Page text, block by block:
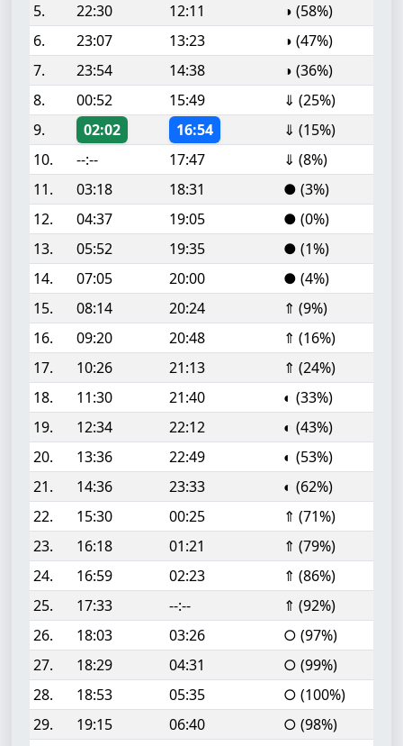
5.
22:30 12:11
◑ (58%)
6.
23:07 13:23
◑ (47%)
7.
23:54 14:38
◑ (36%)
8.
00:52 15:49
⇓ (25%)
9.
02:02 16:54
⇓ (15%)
10.
--:-- 17:47
⇓ (8%)
11.
03:18 18:31
● (3%)
12.
04:37 19:05
● (0%)
13.
05:52 19:35
● (1%)
14.
07:05 20:00
● (4%)
15.
08:14 20:24
⇑ (9%)
16.
09:20 20:48
⇑ (16%)
17.
10:26 21:13
⇑ (24%)
18.
11:30 21:40
◐ (33%)
19.
12:34 22:12
◐ (43%)
20.
13:36 22:49
◐ (53%)
21.
14:36 23:33
◐ (62%)
22.
15:30 00:25
⇑ (71%)
23.
16:18 01:21
⇑ (79%)
24.
16:59 02:23
⇑ (86%)
25.
17:33 --:--
⇑ (92%)
26.
18:03 03:26
○ (97%)
27.
18:29 04:31
○ (99%)
28.
18:53 05:35
○ (100%)
29.
19:15 06:40
○ (98%)